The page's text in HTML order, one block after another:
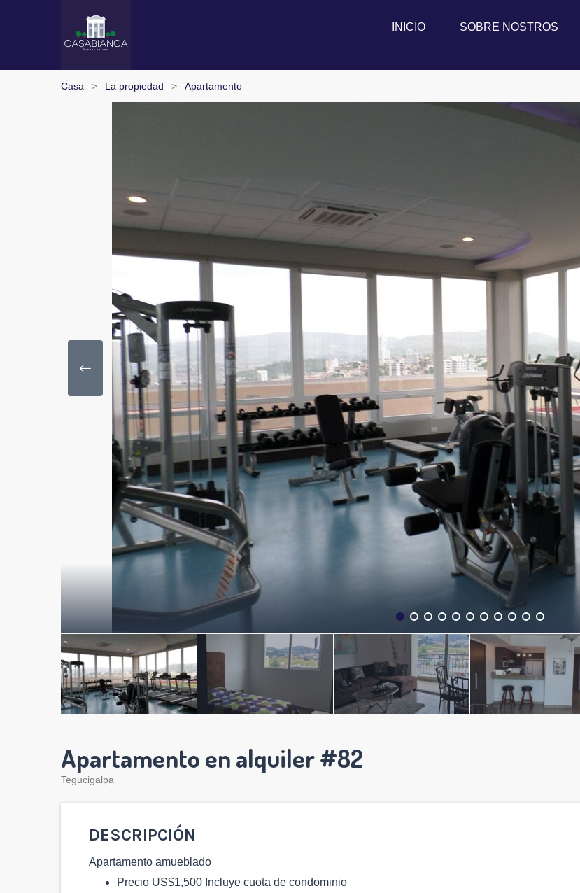
INICIO SOBRE NOSTROS
Casa La propiedad Apartamento
Apartamento en alquiler #82
Tegucigalpa
DESCRIPCIÓN
Apartamento amueblado
Precio US$1,500 Incluye cuota de condominio